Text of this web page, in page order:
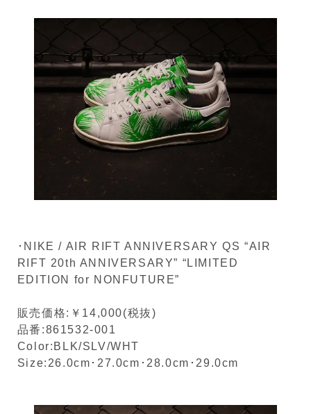
･NIKE / AIR RIFT ANNIVERSARY QS “AIR
RIFT 20th ANNIVERSARY” “LIMITED
EDITION for NONFUTURE”
販売価格:￥14,000(税抜)
品番:861532-001
Color:BLK/SLV/WHT
Size:26.0cm･27.0cm･28.0cm･29.0cm